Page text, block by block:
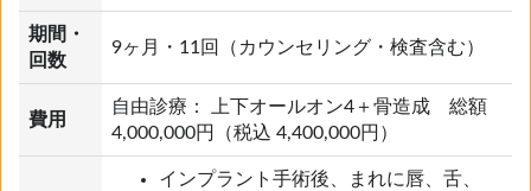
期間・
回数
9ヶ月・11回（カウンセリング・検査含む）
費用
自由診療： 上下オールオン4＋骨造成 総額
4,000,000円（税込 4,400,000円）
インプラント手術後、まれに唇、舌、